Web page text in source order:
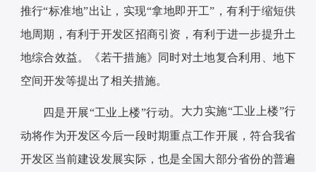
推行“标准地”出让，实现“拿地即开工”，有利于缩短供
地周期，有利于开发区招商引资，有利于进一步提升土
地综合效益。《若干措施》同时对土地复合利用、地下
空间开发等提出了相关措施。
四是开展“工业上楼”行动。 大力实施“工业上楼”行
动将作为开发区今后一段时期重点工作开展，符合我省
开发区当前建设发展实际，也是全国大部分省份的普遍